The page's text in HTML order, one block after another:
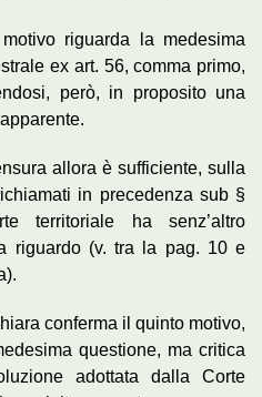
riguarda la medesima
ex art. 56, comma primo,
però, in proposito una
allora è sufficiente, sulla
in precedenza sub §
territoriale ha senz’altro
riguardo (v. tra la pag. 10 e
conferma il quinto motivo,
questione, ma critica
adottata dalla Corte